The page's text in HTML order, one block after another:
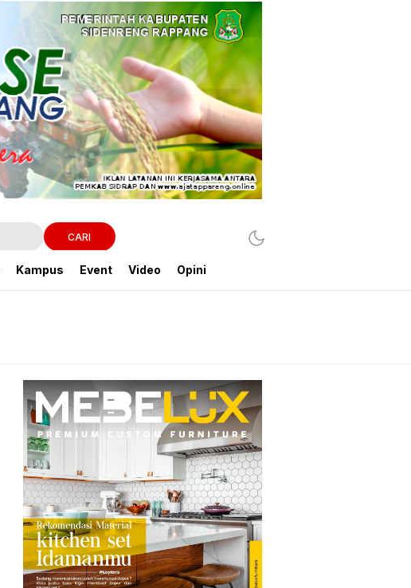
CARI
Kampus Event Video Opini